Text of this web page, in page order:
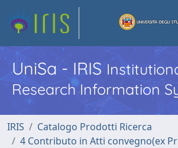
UniSa - IRIS
Research Information
IRIS
Catalogo Prodotti Ricerca
4 Contributo in Atti convegno(ex